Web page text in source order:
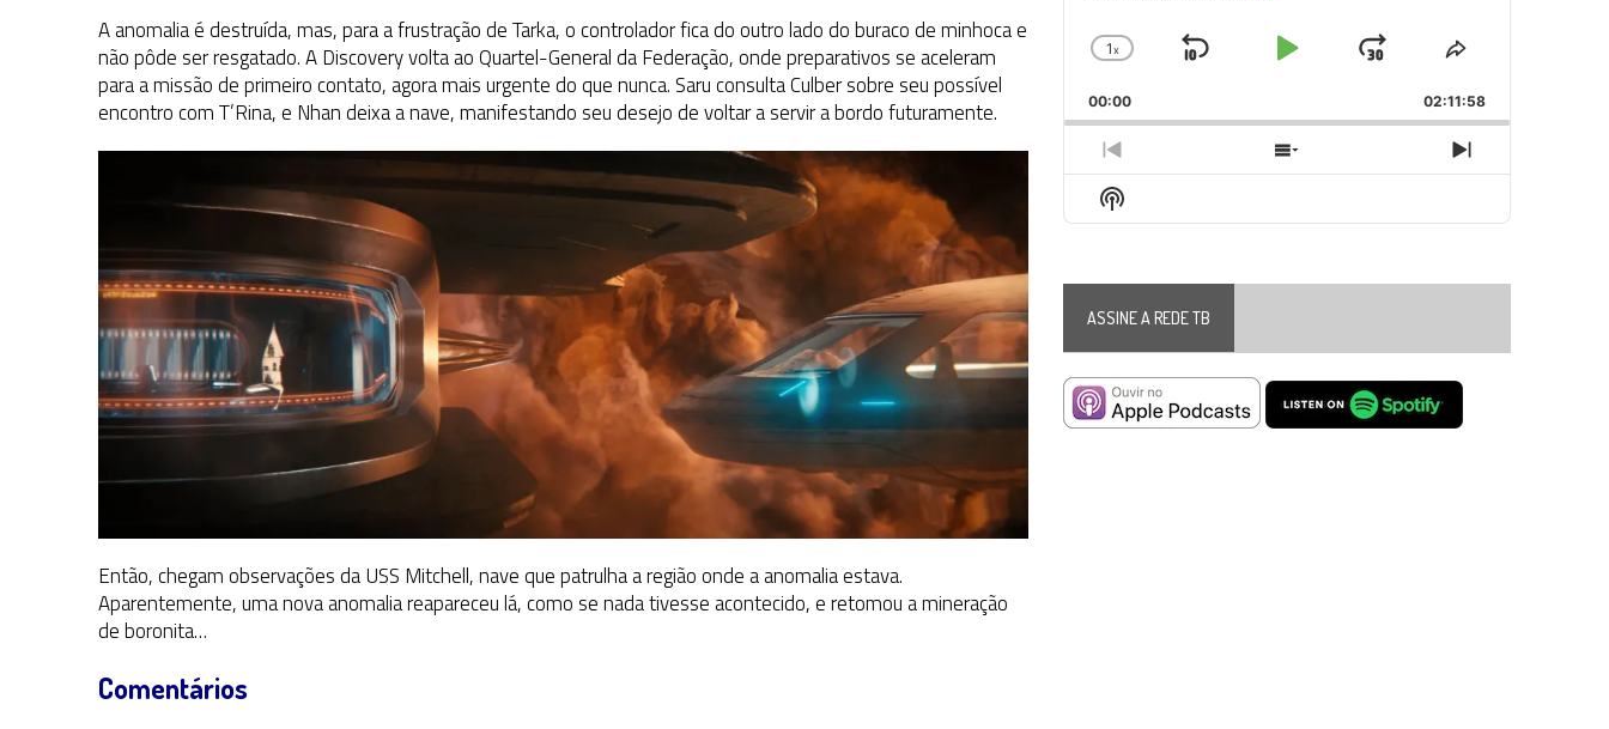
A anomalia é destruída, mas, para a frustração de Tarka, o controlador fica do outro lado do buraco de minhoca e
não pôde ser resgatado. A Discovery volta ao Quartel-General da Federação, onde preparativos se aceleram
para a missão de primeiro contato, agora mais urgente do que nunca. Saru consulta Culber sobre seu possível
encontro com T’Rina, e Nhan deixa a nave, manifestando seu desejo de voltar a servir a bordo futuramente.
Então, chegam observações da USS Mitchell, nave que patrulha a região onde a anomalia estava.
Aparentemente, uma nova anomalia reapareceu lá, como se nada tivesse acontecido, e retomou a mineração
de boronita…
Comentários
Change
Rate
1x
Skip
Play
Jump
Forward
Share
Episode
00:00 02:11:58
Previous
Episode
Show
Next
Show
Podcast
ASSINE A REDE TB